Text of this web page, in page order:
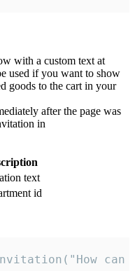
with a custom text at
used if you want to show
goods to the cart in your
after the page was
in
text
id